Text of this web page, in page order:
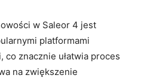
w Saleor⁢ 4 jest
platformami
co znacznie ⁢ułatwia proces
na zwiększenie⁤